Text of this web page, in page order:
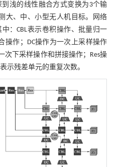
浅的线性融合方式变换为3个输
大、中、小型无人机目标。网络
中：CBL表示卷积操作、批量归一
操作；DC操作为一次上采样操作
次下采样操作和拼接操作；Res操
表示残差单元的重复次数。